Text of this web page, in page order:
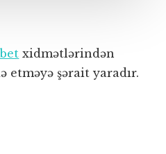
xidmətlərindən
etməyə şərait yaradır.